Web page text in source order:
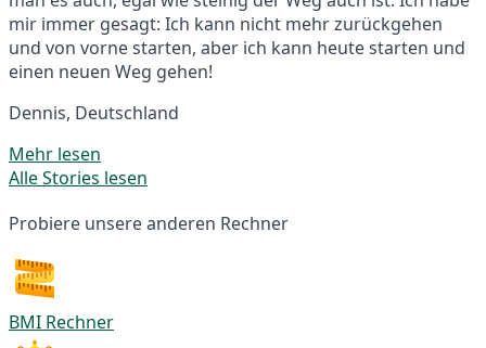
mir immer gesagt: Ich kann nicht mehr zurückgehen
und von vorne starten, aber ich kann heute starten und
einen neuen Weg gehen!
Dennis, Deutschland
Mehr lesen
Alle Stories lesen
Probiere unsere anderen Rechner
BMI Rechner